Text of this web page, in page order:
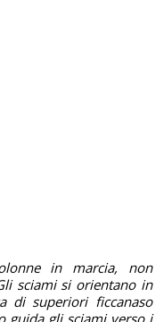
in marcia, non
sciami si orientano in
di superiori ficcanaso
guida gli sciami verso i